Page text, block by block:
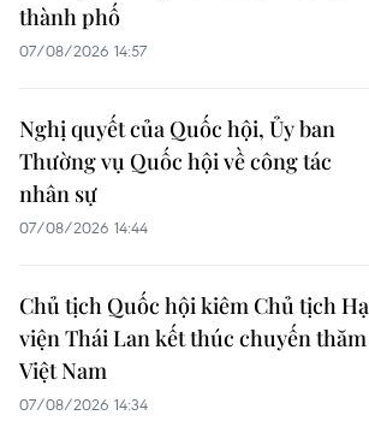
thành phố
07/08/2026 14:57
Nghị quyết của Quốc hội, Ủy ban
Thường vụ Quốc hội về công tác
nhân sự
07/08/2026 14:44
Chủ tịch Quốc hội kiêm Chủ tịch Hạ
viện Thái Lan kết thúc chuyến thăm
Việt Nam
07/08/2026 14:34